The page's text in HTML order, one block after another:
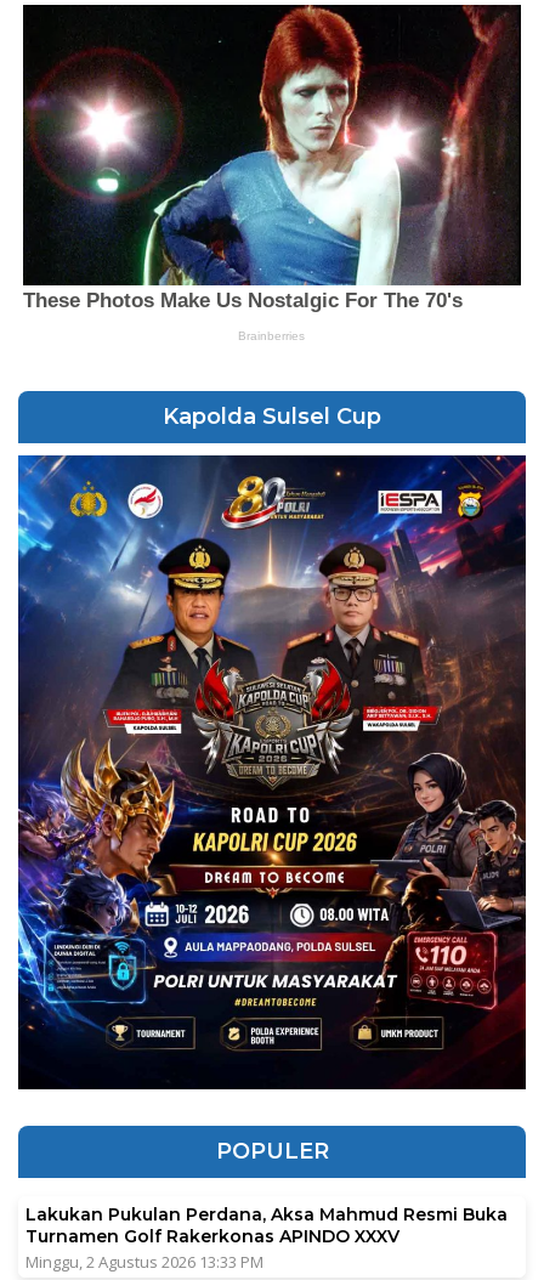
Kapolda Sulsel Cup
POPULER
Lakukan Pukulan Perdana, Aksa Mahmud Resmi Buka
Turnamen Golf Rakerkonas APINDO XXXV
Minggu, 2 Agustus 2026 13:33 PM